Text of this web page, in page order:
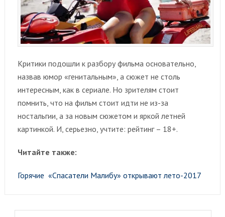
Критики подошли к разбору фильма основательно,
назвав юмор «генитальным», а сюжет не столь
интересным, как в сериале. Но зрителям стоит
помнить, что на фильм стоит идти не из-за
ностальгии, а за новым сюжетом и яркой летней
картинкой. И, серьезно, учтите: рейтинг – 18+.
Читайте также:
Горячие «Спасатели Малибу» открывают лето-2017